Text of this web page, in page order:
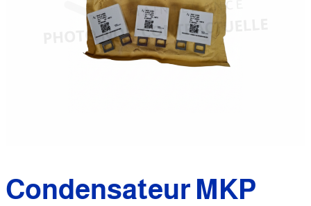
Condensateur MKP